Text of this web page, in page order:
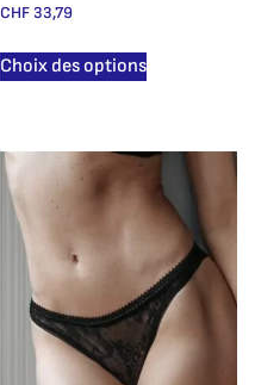
CHF 33,79
Choix des options